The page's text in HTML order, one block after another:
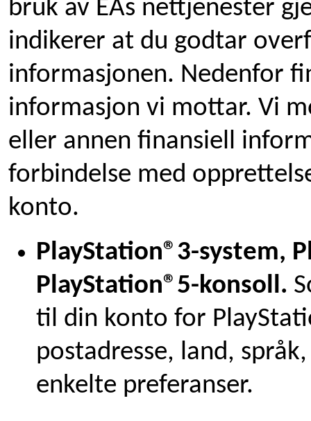
bruk av EAs nettjenester
indikerer at du godtar
informasjonen. Nedenfor
informasjon vi mottar. Vi
eller annen finansiell
forbindelse med
konto.
PlayStation®3-system,
PlayStation®5-konsoll.
til din konto for
postadresse, land,
enkelte preferanser.